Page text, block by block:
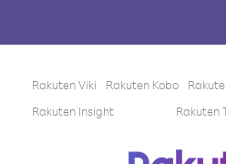
Rakuten Viki Rakuten Kobo
Rakuten Insight
Rakuten